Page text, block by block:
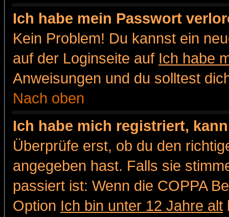
Ich habe mein Passwort
Kein Problem! Du kannst ein
auf der Loginseite auf Ich habe
Anweisungen und du solltest
Nach oben
Ich habe mich registriert,
Überprüfe erst, ob du den
angegeben hast. Falls sie
passiert ist: Wenn die COPPA
Option Ich bin unter 12 Jahre alt